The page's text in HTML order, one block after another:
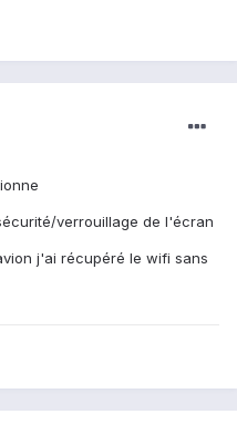
verrouillage de l'écran
j'ai récupéré le wifi sans